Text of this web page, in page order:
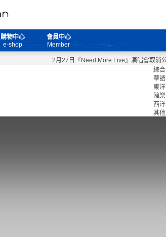
購物中心
e-shop
會員中心
Member
2月27日『Need More Live』演唱會取消公告
綜合
華語
東洋
韓樂
西洋
其他